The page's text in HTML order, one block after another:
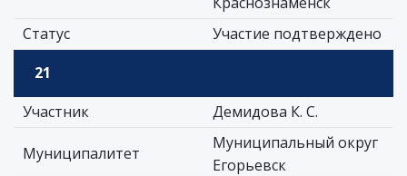
Статус
Участие подтверждено
21
Участник
Демидова К. С.
Муниципалитет
Муниципальный округ
Егорьевск